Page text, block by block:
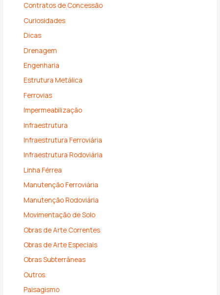
Contratos de Concessão
Curiosidades
Dicas
Drenagem
Engenharia
Estrutura Metálica
Ferrovias
Impermeabilização
Infraestrutura
Infraestrutura Ferroviária
Infraestrutura Rodoviária
Linha Férrea
Manutenção Ferroviária
Manutenção Rodoviária
Movimentação de Solo
Obras de Arte Correntes
Obras de Arte Especiais
Obras Subterrâneas
Outros
Paisagismo